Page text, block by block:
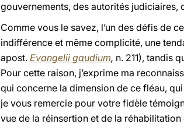
gouvernements, des autorités judiciaires,
Comme vous le savez, l’un des défis de
indifférence et même complicité, une
apost. Evangelii gaudium, n. 211), tandis
Pour cette raison, j’exprime ma
qui concerne la dimension de ce fléau,
je vous remercie pour votre fidèle
vue de la réinsertion et de la